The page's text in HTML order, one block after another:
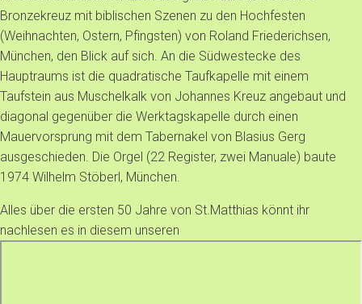
Bronzekreuz mit biblischen Szenen zu den Hochfesten
(Weihnachten, Ostern, Pfingsten) von Roland Friederichsen,
München, den Blick auf sich. An die Südwestecke des
Hauptraums ist die quadratische Taufkapelle mit einem
Taufstein aus Muschelkalk von Johannes Kreuz angebaut und
diagonal gegenüber die Werktagskapelle durch einen
Mauervorsprung mit dem Tabernakel von Blasius Gerg
ausgeschieden. Die Orgel (22 Register, zwei Manuale) baute
1974 Wilhelm Stöberl, München.
Alles über die ersten 50 Jahre von St.Matthias könnt ihr
nachlesen es in diesem unseren